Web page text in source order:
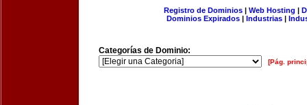
Registro de Dominios| Web Hosting |
Dominios Expirados | Industrias |
Categorías de Dominio:
[Pág.